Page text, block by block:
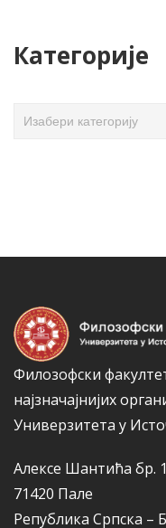
в
Категорије
Филозофски
најзначајнијих
Универзитета у
Алексе Шантића бр. 1
71420 Пале
Република Српска –